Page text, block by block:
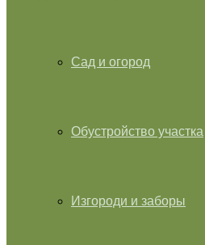
Сад и огород
Обустройство участка
Изгороди и заборы